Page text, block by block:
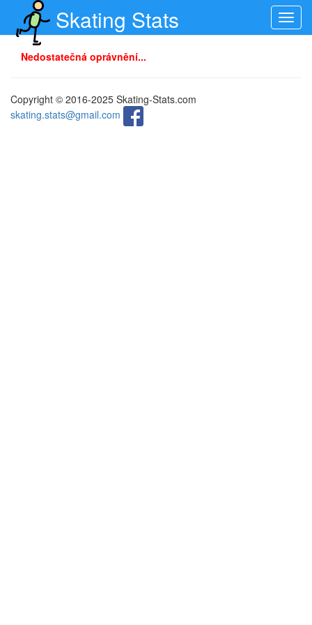
Skating Stats
Nedostatečná oprávnění...
Copyright © 2016-2025 Skating-Stats.com
skating.stats@gmail.com